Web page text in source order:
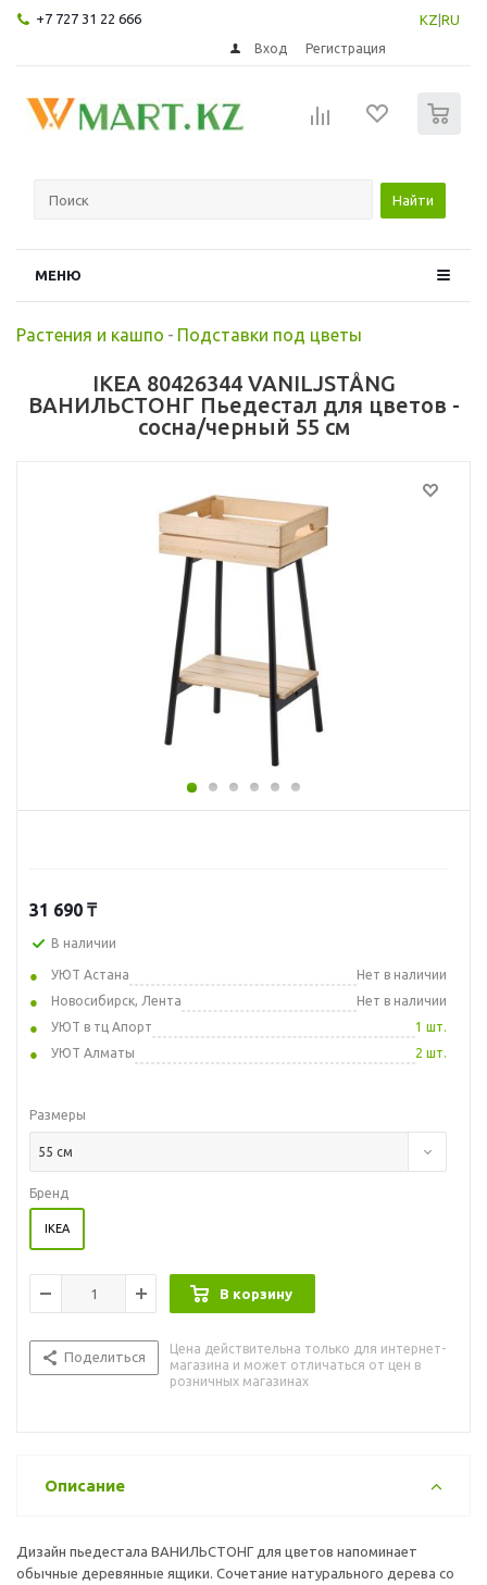
+7 727 31 22 666 KZ RU
Вход Регистрация
Найти
МЕНЮ
Растения и кашпо - Подставки под цветы
IKEA 80426344 VANILJSTÅNG
ВАНИЛЬСТОНГ Пьедестал для цветов -
сосна/черный 55 см
31 690 ₸
В наличии
УЮТ Астана
Нет в наличии
Новосибирск, Лента
Нет в наличии
УЮТ в тц Апорт
1 шт.
УЮТ Алматы
2 шт.
Размеры
55 см
Бренд
IKEA
В корзину
Поделиться
Цена действительна только для интернет-
магазина и может отличаться от цен в
розничных магазинах
Описание
Дизайн пьедестала ВАНИЛЬСТОНГ для цветов напоминает
обычные деревянные ящики. Сочетание натурального дерева со